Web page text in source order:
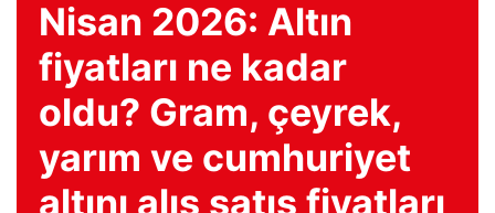
Nisan 2026: Altın
fiyatları ne kadar
oldu? Gram, çeyrek,
yarım ve cumhuriyet
altını alış satış fiyatları